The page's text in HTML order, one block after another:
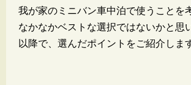
我が家のミニバン車中泊で使うことを
なかなかベストな選択ではないかと思
以降で、選んだポイントをご紹介しま